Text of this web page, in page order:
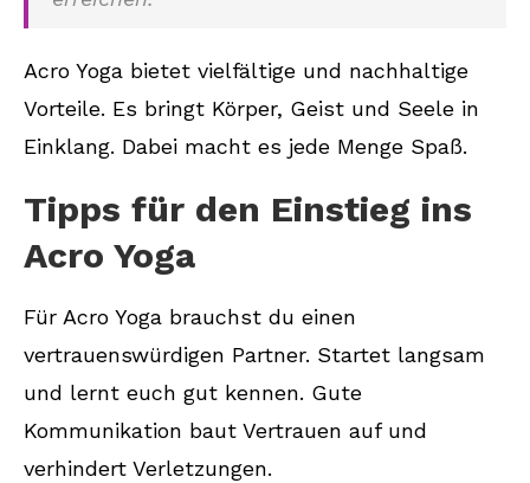
Acro Yoga bietet vielfältige und nachhaltige
Vorteile. Es bringt Körper, Geist und Seele in
Einklang. Dabei macht es jede Menge Spaß.
Tipps für den Einstieg ins
Acro Yoga
Für Acro Yoga brauchst du einen
vertrauenswürdigen Partner. Startet langsam
und lernt euch gut kennen. Gute
Kommunikation baut Vertrauen auf und
verhindert Verletzungen.